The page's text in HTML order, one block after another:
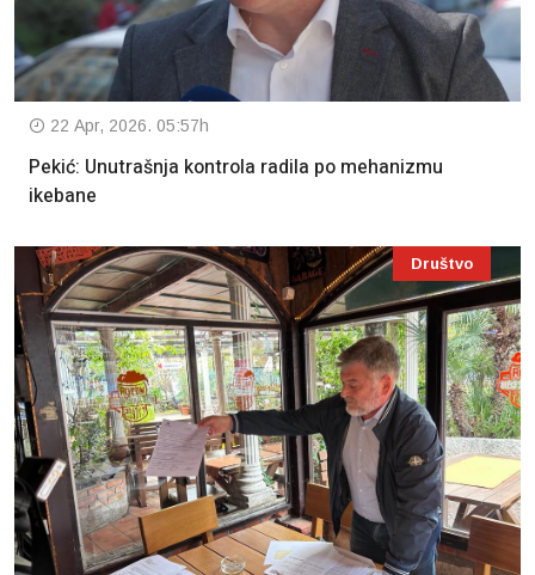
22 Apr, 2026. 05:57h
Pekić: Unutrašnja kontrola radila po mehanizmu
ikebane
Društvo